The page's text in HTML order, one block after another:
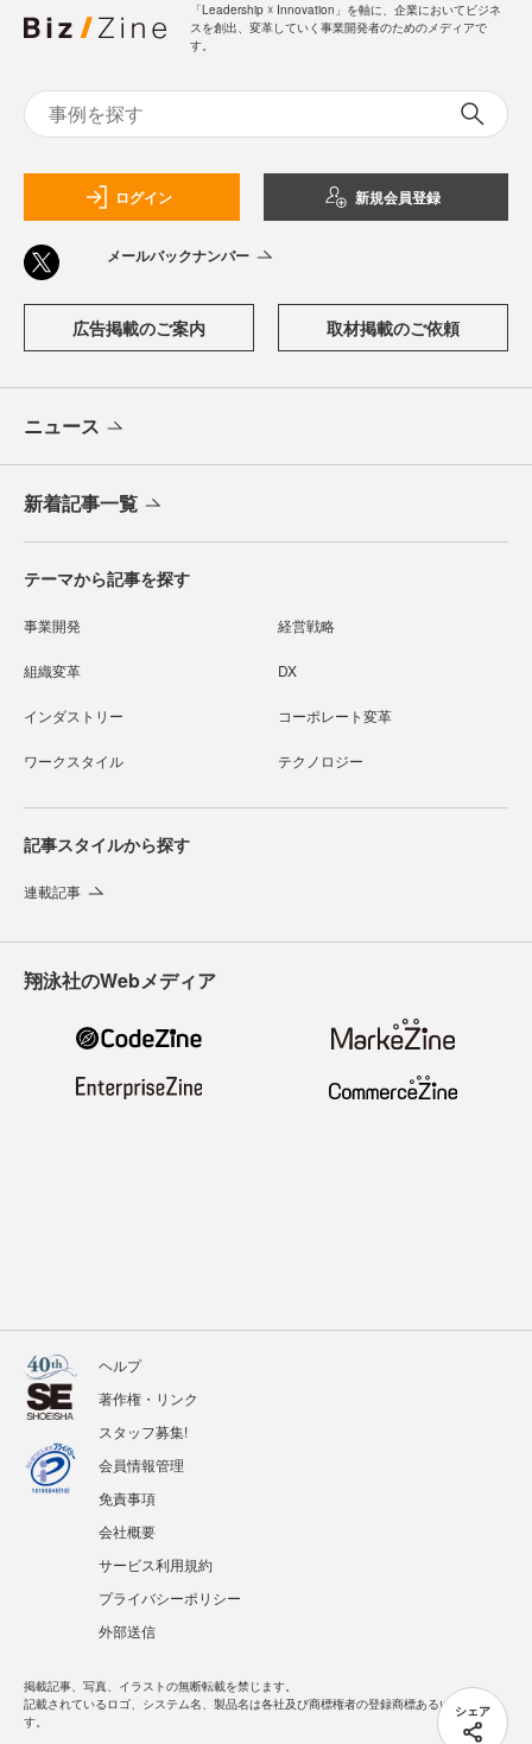
シェア
「Leadership ☓ Innovation」を軸に、企業においてビジネ
スを創出、変革していく事業開発者のためのメディアで
す。
ログイン 新規会員登録
メールバックナンバー
広告掲載のご案内 取材掲載のご依頼
ニュース
新着記事一覧
テーマから記事を探す
事業開発 経営戦略
組織変革 DX
インダストリー コーポレート変革
ワークスタイル テクノロジー
記事スタイルから探す
連載記事
翔泳社のWebメディア
ヘルプ
著作権・リンク
スタッフ募集!
会員情報管理
免責事項
会社概要
サービス利用規約
プライバシーポリシー
外部送信
掲載記事、写真、イラストの無断転載を禁じます。
記載されているロゴ、システム名、製品名は各社及び商標権者の登録商標あるいは商標で
す。